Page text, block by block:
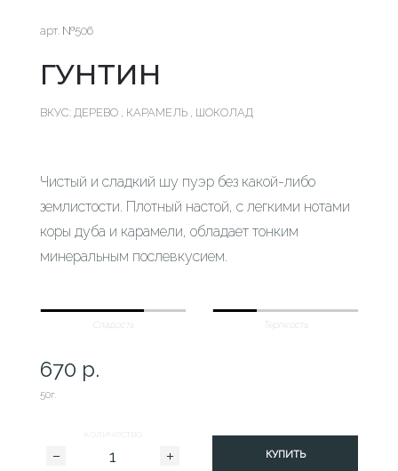
арт. №506
ГУНТИН
ВКУС: ДЕРЕВО , КАРАМЕЛЬ , ШОКОЛАД
Чистый и сладкий шу пуэр без какой-либо
землистости. Плотный настой, с легкими нотами
коры дуба и карамели, обладает тонким
минеральным послевкусием.
Терпкость
670 р.
50г.
КУПИТЬ